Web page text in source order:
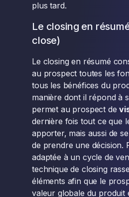
plus tard.
Le closing en
close)
Le closing en résumé
au prospect toutes les
tous les bénéfices du
manière dont il répond à
permet au prospect de
dernière fois tout ce que
apporter, mais aussi de
de prendre une décision.
adaptée à un cycle de
technique de closing
éléments afin que le
valeur globale du produit